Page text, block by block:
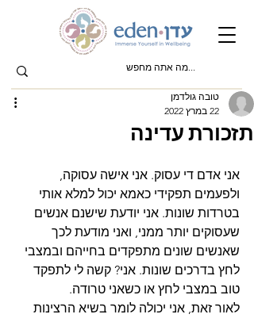
תזכורת עדינה
טובה גולדמן
22 במרץ 2022
אני אדם די עסוק. אני אישה עסוקה,
ולפעמים תפקידי כאמא יכול למלא אותי
בטרדות שונות. אני יודעת שישנם אנשים
שעסוקים יותר ממני, ואני מודעת לכך
שאנשים שונים מתפקדים בחייהם ובמצבי
לחץ בדרכים שונות. אני? קשה לי לתפקד
טוב במצבי לחץ או כשאני טרודה.
לאור זאת, אני יכולה לומר בשיא הרצינות